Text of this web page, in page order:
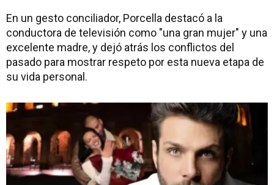
En un gesto conciliador, Porcella destacó a la
conductora de televisión como "una gran mujer" y una
excelente madre, y dejó atrás los conflictos del
pasado para mostrar respeto por esta nueva etapa de
su vida personal.